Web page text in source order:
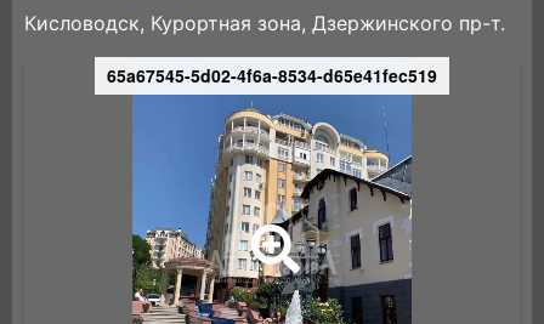
Кисловодск, Курортная зона, Дзержинского пр-т.
65a67545-5d02-4f6a-8534-d65e41fec519